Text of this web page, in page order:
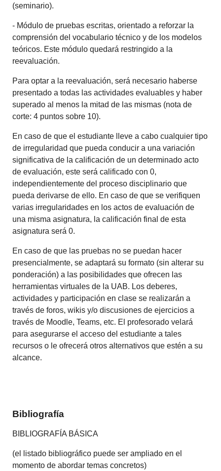
(seminario).
- Módulo de pruebas escritas, orientado a reforzar la
comprensión del vocabulario técnico y de los modelos
teóricos. Este módulo quedará restringido a la
reevaluación.
Para optar a la reevaluación, será necesario haberse
presentado a todas las actividades evaluables y haber
superado al menos la mitad de las mismas (nota de
corte: 4 puntos sobre 10).
En caso de que el estudiante lleve a cabo cualquier tipo
de irregularidad que pueda conducir a una variación
significativa de la calificación de un determinado acto
de evaluación, este será calificado con 0,
independientemente del proceso disciplinario que
pueda derivarse de ello. En caso de que se verifiquen
varias irregularidades en los actos de evaluación de
una misma asignatura, la calificación final de esta
asignatura será 0.
En caso de que las pruebas no se puedan hacer
presencialmente, se adaptará su formato (sin alterar su
ponderación) a las posibilidades que ofrecen las
herramientas virtuales de la UAB. Los deberes,
actividades y participación en clase se realizarán a
través de foros, wikis y/o discusiones de ejercicios a
través de Moodle, Teams, etc. El profesorado velará
para asegurarse el acceso del estudiante a tales
recursos o le ofrecerá otros alternativos que estén a su
alcance.
Bibliografía
BIBLIOGRAFÍA BÁSICA
(el listado bibliográfico puede ser ampliado en el
momento de abordar temas concretos)